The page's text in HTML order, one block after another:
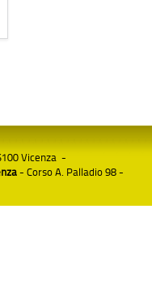
Vicenza -
- Corso A. Palladio 98 -